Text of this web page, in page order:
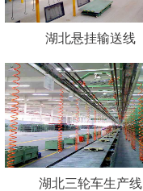
湖北悬挂输送线
湖北三轮车生产线